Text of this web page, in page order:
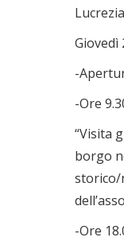
Giovedì
-
-Ore
“Visita
borgo
storico/
-Ore